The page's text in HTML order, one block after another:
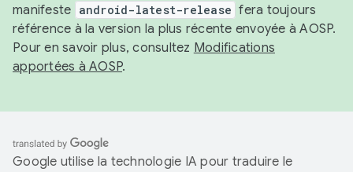
manifeste android-latest-release fera toujours
référence à la version la plus récente envoyée à AOSP.
Pour en savoir plus, consultez Modifications
apportées à AOSP.
Google utilise la technologie IA pour traduire le